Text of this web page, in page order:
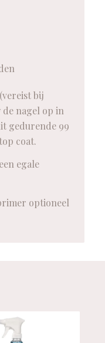
bij
nagel op in
gedurende 99
coat.
egale
optioneel